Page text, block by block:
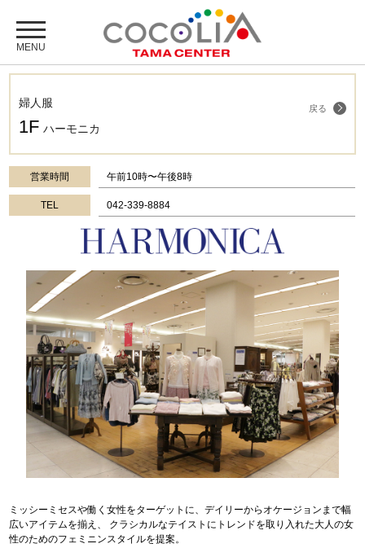
婦人服 戻る
1F ハーモニカ
営業時間 午前10時〜午後8時
TEL 042-339-8884
ミッシーミセスや働く女性をターゲットに、デイリーからオケージョンまで幅
広いアイテムを揃え、 クラシカルなテイストにトレンドを取り入れた大人の女
性のためのフェミニンスタイルを提案。